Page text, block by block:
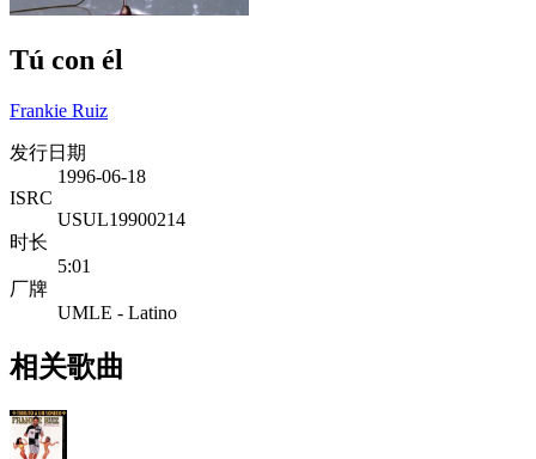
Tú con él
Frankie Ruiz
发行日期
1996-06-18
ISRC
USUL19900214
时长
5:01
厂牌
UMLE - Latino
相关歌曲